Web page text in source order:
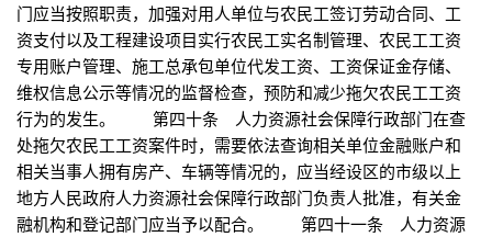
门应当按照职责，加强对用人单位与农民工签订劳动合同、工
资支付以及工程建设项目实行农民工实名制管理、农民工工资
专用账户管理、施工总承包单位代发工资、工资保证金存储、
维权信息公示等情况的监督检查，预防和减少拖欠农民工工资
行为的发生。 第四十条 人力资源社会保障行政部门在查
处拖欠农民工工资案件时，需要依法查询相关单位金融账户和
相关当事人拥有房产、车辆等情况的，应当经设区的市级以上
地方人民政府人力资源社会保障行政部门负责人批准，有关金
融机构和登记部门应当予以配合。 第四十一条 人力资源